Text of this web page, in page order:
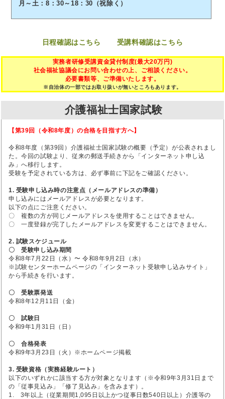
月～土：8：30～18：30（祝除く）
日程確認はこちら 受講料確認はこちら
実務者研修受講資金貸付制度(最大20万円)
社会福祉協議会にお問い合わせの上、ご相談ください。
必要書類等、ご準備いたします。
※自治体の一部ではお取り扱いが無いところもあります。
介護福祉士国家試験
【第39回（令和8年度）の合格を目指す方へ】
令和8年度（第39回）介護福祉士国家試験の概要（予定）が公表されまし
た。今回の試験より、従来の郵送手続きから「インターネット申し込
み」へ移行します。
受験を予定されている方は、必ず事前に下記をご確認ください。
1. 受験申し込み時の注意点（メールアドレスの準備）
申し込みにはメールアドレスが必要となります。
以下の点にご注意ください。
〇 複数の方が同じメールアドレスを使用することはできません。
〇 一度登録が完了したメールアドレスを変更することはできません。
2. 試験スケジュール
〇 受験申し込み期間
令和8年7月22日（水）〜 令和8年9月2日（水）
※試験センターホームページの「インターネット受験申し込みサイト」
から手続きを行います。
〇 受験票発送
令和8年12月11日（金）
〇 試験日
令和9年1月31日（日）
〇 合格発表
令和9年3月23日（火）※ホームページ掲載
3. 受験資格（実務経験ルート）
以下のいずれかに該当する方が対象となります（※令和9年3月31日まで
の「従事見込み」「修了見込み」を含みます）。
1. 3年以上（従業期間1,095日以上かつ従事日数540日以上）介護等の